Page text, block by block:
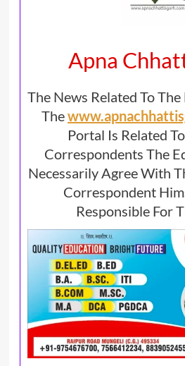
Apna
The News Related To
The
Portal Is Related
Correspondents The
Necessarily Agree With
Correspondent
Responsible For